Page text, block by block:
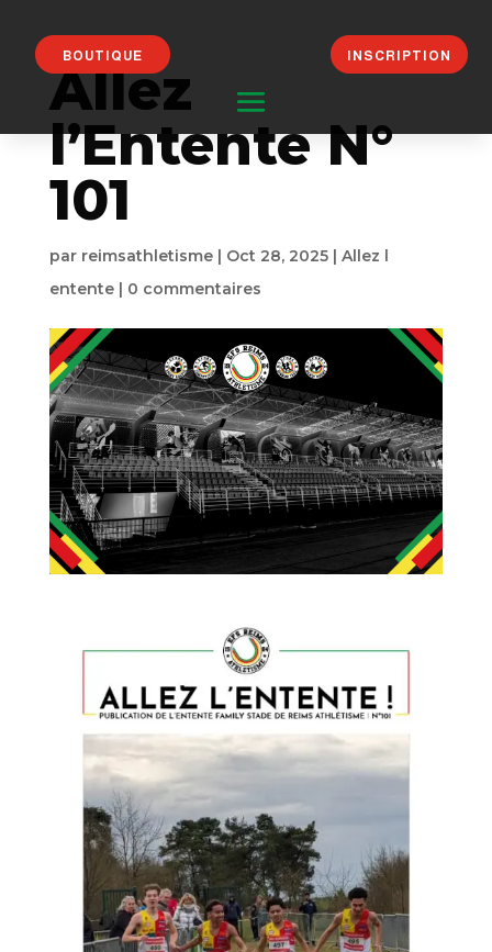
BOUTIQUE INSCRIPTION
Allez
l’Entente N°
101
par reimsathletisme| Oct 28, 2025| Allez l
entente| 0 commentaires